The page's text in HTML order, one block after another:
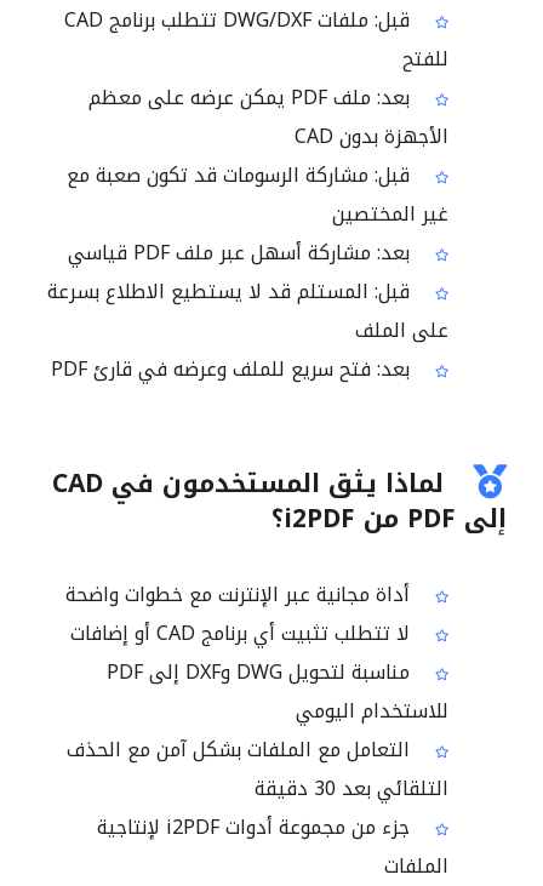
قبل: ملفات DWG/DXF تتطلب برنامج CAD
للفتح
بعد: ملف PDF يمكن عرضه على معظم
الأجهزة بدون CAD
قبل: مشاركة الرسومات قد تكون صعبة مع
غير المختصين
بعد: مشاركة أسهل عبر ملف PDF قياسي
قبل: المستلم قد لا يستطيع الاطلاع بسرعة
على الملف
بعد: فتح سريع للملف وعرضه في قارئ PDF
لماذا يثق المستخدمون في CAD
إلى PDF من i2PDF؟
أداة مجانية عبر الإنترنت مع خطوات واضحة
لا تتطلب تثبيت أي برنامج CAD أو إضافات
مناسبة لتحويل DWG وDXF إلى PDF
للاستخدام اليومي
التعامل مع الملفات بشكل آمن مع الحذف
التلقائي بعد 30 دقيقة
جزء من مجموعة أدوات i2PDF لإنتاجية
الملفات